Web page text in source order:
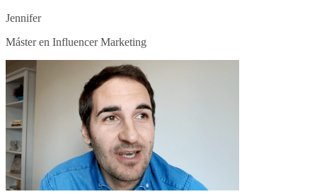
Jennifer
Máster en Influencer Marketing